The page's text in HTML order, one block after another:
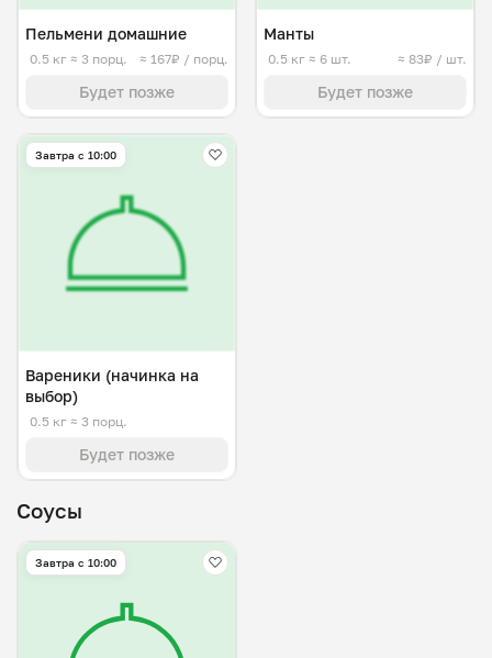
Пельмени домашние
0.5 кг ≈ 3 порц. ≈ 167₽ / порц.
Будет позже
Манты
0.5 кг ≈ 6 шт. ≈ 83₽ / шт.
Будет позже
Завтра c 10:00
Вареники (начинка на
выбор)
0.5 кг ≈ 3 порц.
Будет позже
Соусы
Завтра c 10:00